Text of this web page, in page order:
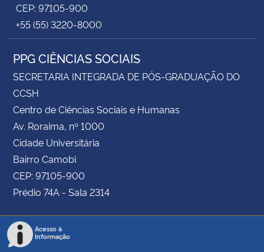
CEP: 97105-900
+55 (55) 3220-8000
PPG CIÊNCIAS SOCIAIS
SECRETARIA INTEGRADA DE PÓS-GRADUAÇÃO DO
CCSH
Centro de Ciências Sociais e Humanas
Av. Roraima, nº 1000
Cidade Universitária
Bairro Camobi
CEP: 97105-900
Prédio 74A - Sala 2314
Acesso à
Informação